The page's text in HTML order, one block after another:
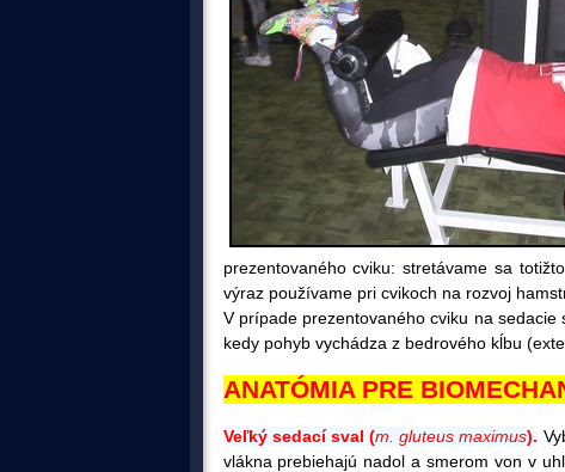
prezentovaného cviku: stretávame sa
výraz používame pri cvikoch na rozvoj
V prípade prezentovaného cviku na
kedy pohyb vychádza z bedrového kĺbu
ANATÓMIA PRE
Veľký sedací sval (m. gluteus maximus). V
vlákna prebiehajú nadol a smerom von v